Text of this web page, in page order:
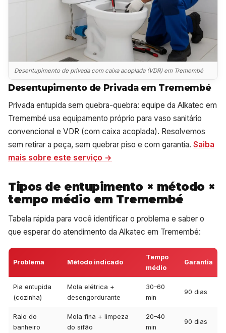
Desentupimento de privada com caixa acoplada (VDR) em Tremembé
Desentupimento de Privada em Tremembé
Privada entupida sem quebra-quebra: equipe da Alkatec em
Tremembé usa equipamento próprio para vaso sanitário
convencional e VDR (com caixa acoplada). Resolvemos
sem retirar a peça, sem quebrar piso e com garantia. Saiba
mais sobre este serviço →
Tipos de entupimento × método ×
tempo médio em Tremembé
Tabela rápida para você identificar o problema e saber o
que esperar do atendimento da Alkatec em Tremembé:
Problema Método indicado
Tempo
médio
Garantia
Pia entupida
(cozinha)
Mola elétrica +
desengordurante
30–60
min
90 dias
Ralo do
banheiro
Mola fina + limpeza
do sifão
20–40
min
90 dias